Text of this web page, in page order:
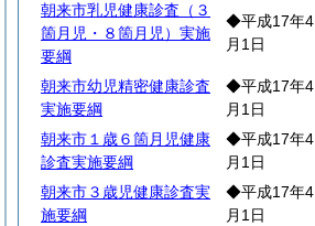
朝来市乳児健康診査（３
箇月児・８箇月児）実施
要綱
◆平成17年4
月1日
朝来市幼児精密健康診査
実施要綱
◆平成17年4
月1日
朝来市１歳６箇月児健康
診査実施要綱
◆平成17年4
月1日
朝来市３歳児健康診査実
施要綱
◆平成17年4
月1日